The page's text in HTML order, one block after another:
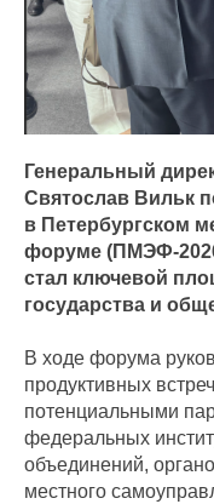
Генеральный
Святослав Вильк
в Петербургском
форуме (ПМЭФ-
стал ключевой
государства и
В ходе форума
продуктивных
потенциальными
федеральных
объединений,
местного